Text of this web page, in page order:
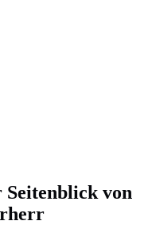
Seitenblick von